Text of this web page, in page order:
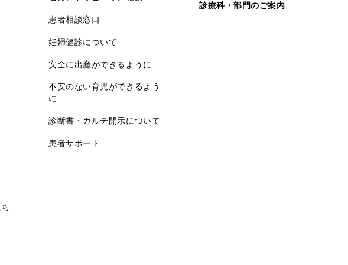
患者相談窓口
妊婦健診について
安全に出産ができるように
不安のない育児ができるよう
に
診断書・カルテ開示について
患者サポート
診療科・部門のご案内